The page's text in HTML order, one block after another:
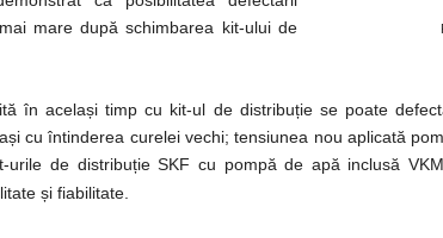
mare după schimbarea kit-ului de
în același timp cu kit-ul de distribuție se poate
cu întinderea curelei vechi; tensiunea nou aplicată
urile de distribuție SKF cu pompă de apă inclusă
și fiabilitate.